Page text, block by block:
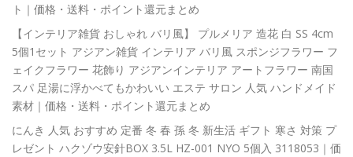
ト｜価格・送料・ポイント還元まとめ
【インテリア雑貨 おしゃれ バリ風】 プルメリア 造花 白 SS 4cm
5個1セット アジアン雑貨 インテリア バリ風 スポンジフラワー フ
ェイクフラワー 花飾り アジアンインテリア アートフラワー 南国
スパ 足湯に浮かべてもかわいい エステ サロン 人気 ハンドメイド
素材｜価格・送料・ポイント還元まとめ
にんき 人気 おすすめ 定番 冬 春 孫 冬 新生活 ギフト 寒さ 対策 プ
レゼント ハクゾウ安針BOX 3.5L HZ-001 NYO 5個入 3118053｜価